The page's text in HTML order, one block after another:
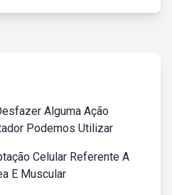
Alguma Ação
Podemos Utilizar
Celular Referente A
E Muscular